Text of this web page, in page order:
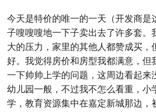
今天是特价的唯一的一天（开发商是
子嗖嗖嗖地一下子卖出去了许多套。
大的压力，家里的其他人都赞成买，
好。我觉得房价和房型我都满意，但
一下帅帅上学的问题，这周边看起来
幼儿园一般，不过我不怎么看重，小
学，教育资源集中在嘉定新城那边，